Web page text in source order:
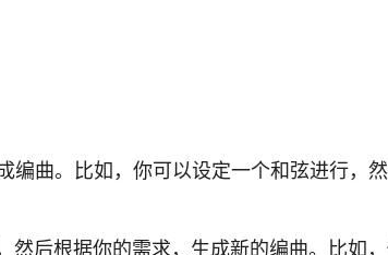
曲。比如，你可以设定一个和弦进行，
然后根据你的需求，生成新的编曲。比如